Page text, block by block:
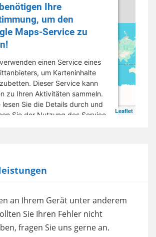
Leaflet
Ihre
um den
Maps-Service zu
einen Service eines
um Karteninhalte
Dieser Service kann
zu Ihren Aktivitäten sammeln.
lesen Sie die Details durch und
Sie der Nutzung des Service
Akzeptieren
by
Usercentrics Consent
an Ihrem Gerät unter anderem
Sie Ihren Fehler nicht
fragen Sie uns gerne an.